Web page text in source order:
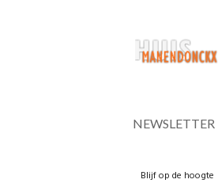
NEWSLETTER
Blijf op de hoogte